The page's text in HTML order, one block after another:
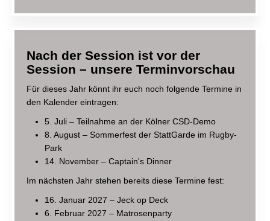
Nach der Session ist vor der
Session – unsere Terminvorschau
Für dieses Jahr könnt ihr euch noch folgende Termine in
den Kalender eintragen:
5. Juli – Teilnahme an der Kölner CSD-Demo
8. August – Sommerfest der StattGarde im Rugby-
Park
14. November – Captain's Dinner
Im nächsten Jahr stehen bereits diese Termine fest:
16. Januar 2027 – Jeck op Deck
6. Februar 2027 – Matrosenparty